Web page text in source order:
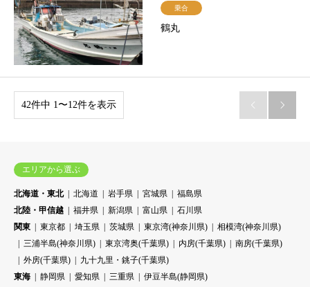
乗合
鶴丸
42件中 1〜12件を表示  
エリアから選ぶ
北海道・東北 北海道 岩手県 宮城県
福島県
北陸・甲信越
福井県 新潟県 富山県
石川県
関東
東京都 埼玉県 茨城県 東京湾(神奈川県)
相模湾(神奈川県)
三浦半島(神奈川県)
東京湾奥(千葉県) 内房(千葉県)
南房(千葉県)
外房(千葉県)
九十九里・銚子(千葉県)
東海
静岡県 愛知県 三重県
伊豆半島(静岡県)